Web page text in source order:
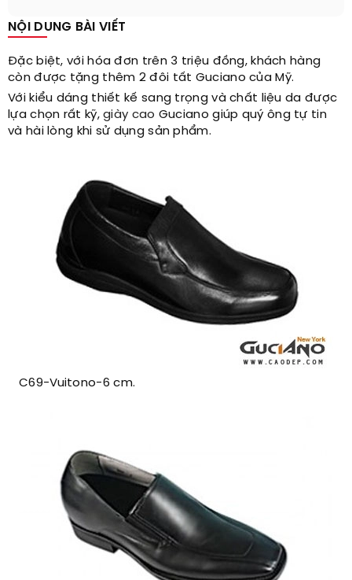
NỘI DUNG BÀI VIẾT
Đặc biệt, với hóa đơn trên 3 triệu đồng, khách hàng
còn được tặng thêm 2 đôi tất Guciano của Mỹ.
Với kiểu dáng thiết kế sang trọng và chất liệu da được
lựa chọn rất kỹ,giày cao Guciano giúp quý ông tự tin
và hài lòng khi sử dụng sản phẩm.
C69-Vuitono-6 cm.